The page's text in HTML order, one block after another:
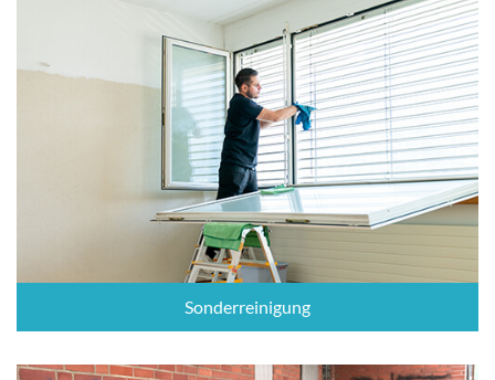
Sonderreinigung